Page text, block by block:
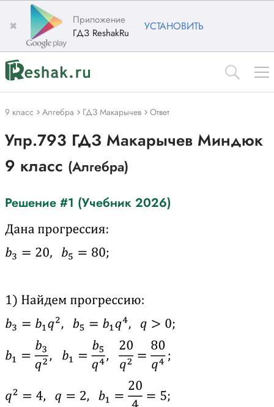
✖
Приложение
ГДЗ ReshakRu
УСТАНОВИТЬ
9 класс Алгебра ГДЗ Макарычев Ответ
Упр.793 ГДЗ Макарычев Миндюк
9 класс (Алгебра)
Решение #1 (Учебник 2026)